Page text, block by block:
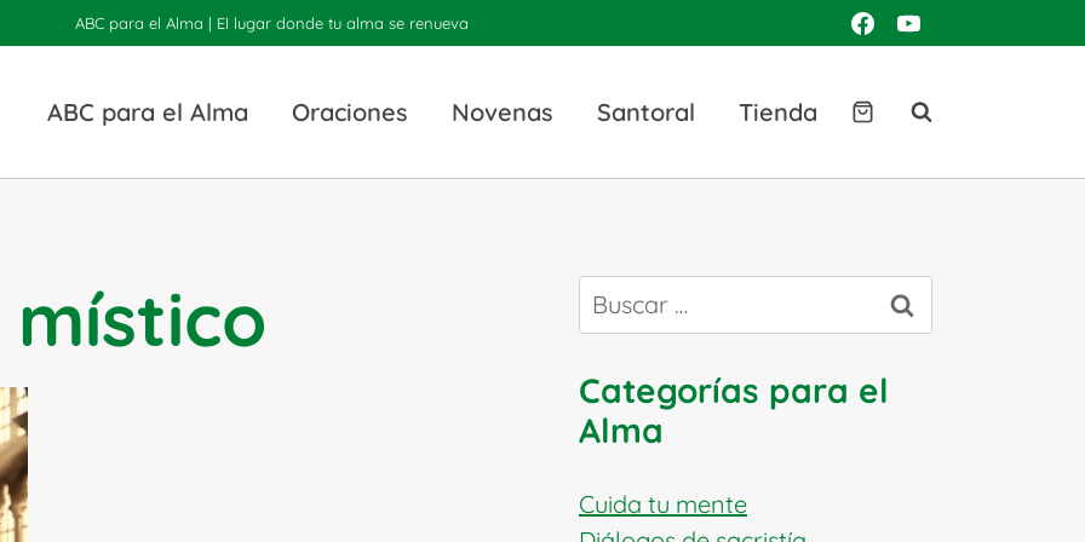
ABC para el Alma | El lugar donde tu alma se renueva
ABC para el Alma Oraciones Novenas Santoral Tienda
Buscar:
Categorías para el
Alma
Cuida tu mente